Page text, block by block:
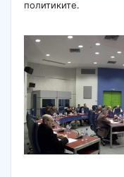
политиките.